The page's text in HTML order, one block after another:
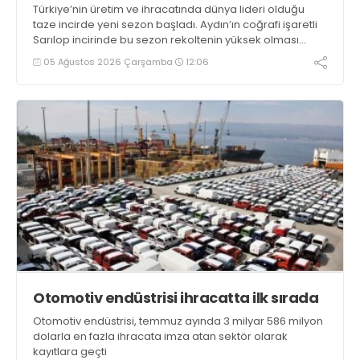
Türkiye’nin üretim ve ihracatında dünya lideri olduğu
taze incirde yeni sezon başladı. Aydın’ın coğrafi işaretli
Sarılop incirinde bu sezon rekoltenin yüksek olması
beklenirken, ihracatta ise 100 milyon dolar hedefleniyor
05 Ağustos 2026 Çarşamba 12:06
Otomotiv endüstrisi ihracatta ilk sırada
Otomotiv endüstrisi, temmuz ayında 3 milyar 586 milyon
dolarla en fazla ihracata imza atan sektör olarak
kayıtlara geçti